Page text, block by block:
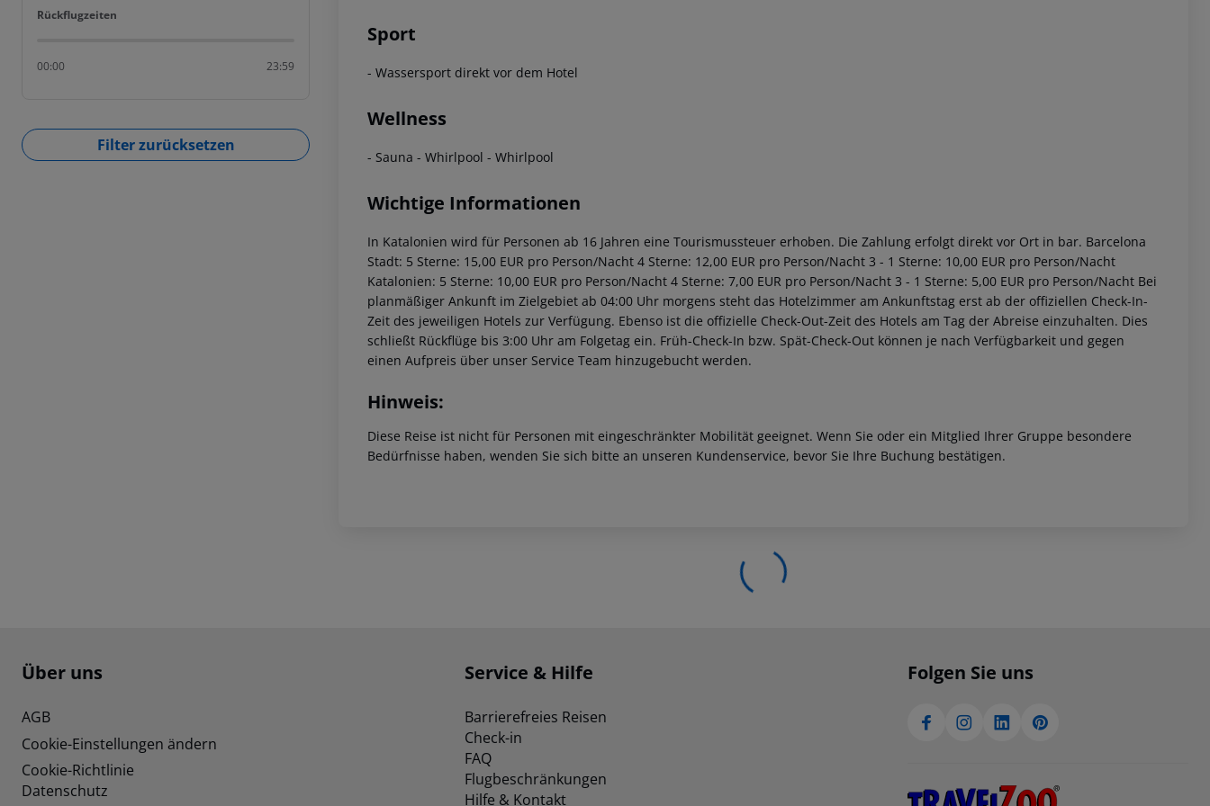
Rückflugzeiten
Rückflugzeiten
00:00 23:59
Filter zurücksetzen
Sport
- Wassersport direkt vor dem Hotel
Wellness
- Sauna - Whirlpool - Whirlpool
Wichtige Informationen
In Katalonien wird für Personen ab 16 Jahren eine Tourismussteuer erhoben. Die Zahlung erfolgt direkt vor Ort in bar. Barcelona
Stadt: 5 Sterne: 15,00 EUR pro Person/Nacht 4 Sterne: 12,00 EUR pro Person/Nacht 3 - 1 Sterne: 10,00 EUR pro Person/Nacht
Katalonien: 5 Sterne: 10,00 EUR pro Person/Nacht 4 Sterne: 7,00 EUR pro Person/Nacht 3 - 1 Sterne: 5,00 EUR pro Person/Nacht Bei
planmäßiger Ankunft im Zielgebiet ab 04:00 Uhr morgens steht das Hotelzimmer am Ankunftstag erst ab der offiziellen Check-In-
Zeit des jeweiligen Hotels zur Verfügung. Ebenso ist die offizielle Check-Out-Zeit des Hotels am Tag der Abreise einzuhalten. Dies
schließt Rückflüge bis 3:00 Uhr am Folgetag ein. Früh-Check-In bzw. Spät-Check-Out können je nach Verfügbarkeit und gegen
einen Aufpreis über unser Service Team hinzugebucht werden.
Hinweis:
Diese Reise ist nicht für Personen mit eingeschränkter Mobilität geeignet. Wenn Sie oder ein Mitglied Ihrer Gruppe besondere
Bedürfnisse haben, wenden Sie sich bitte an unseren Kundenservice, bevor Sie Ihre Buchung bestätigen.
Footer navigation
Über uns
AGB
Cookie-Einstellungen ändern
Cookie-Richtlinie
Datenschutz
Service & Hilfe
Barrierefreies Reisen
Check-in
FAQ
Flugbeschränkungen
Hilfe & Kontakt
Folgen Sie uns